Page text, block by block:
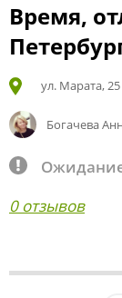
Время,
ул. Марата,
Богачева
0 отзывов